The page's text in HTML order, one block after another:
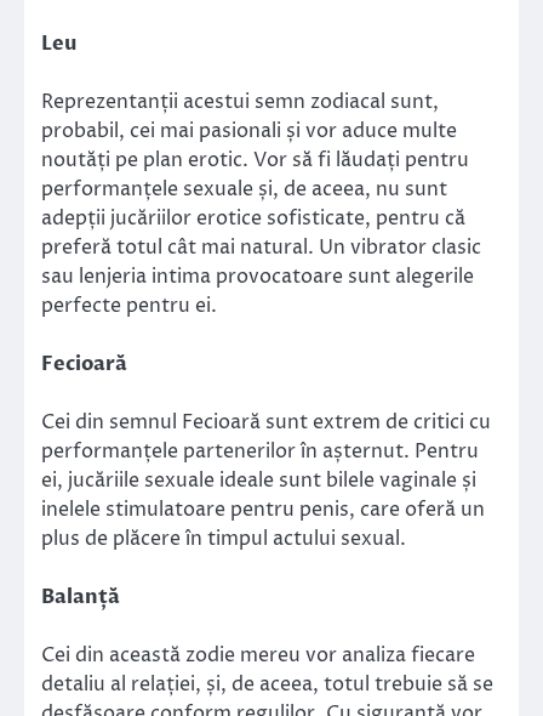
Leu
Reprezentanții acestui semn zodiacal sunt,
probabil, cei mai pasionali și vor aduce multe
noutăți pe plan erotic. Vor să fi lăudați pentru
performanțele sexuale și, de aceea, nu sunt
adepții jucăriilor erotice sofisticate, pentru că
preferă totul cât mai natural. Un vibrator clasic
sau lenjeria intima provocatoare sunt alegerile
perfecte pentru ei.
Fecioară
Cei din semnul Fecioară sunt extrem de critici cu
performanțele partenerilor în așternut. Pentru
ei, jucăriile sexuale ideale sunt bilele vaginale și
inelele stimulatoare pentru penis, care oferă un
plus de plăcere în timpul actului sexual.
Balanță
Cei din această zodie mereu vor analiza fiecare
detaliu al relației, și, de aceea, totul trebuie să se